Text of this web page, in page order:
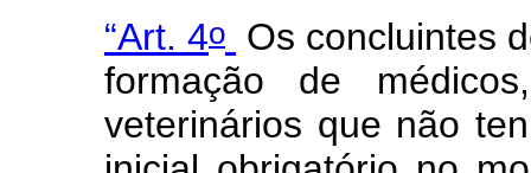
“Art. 4o
Os concluintes
formação de
veterinários que não